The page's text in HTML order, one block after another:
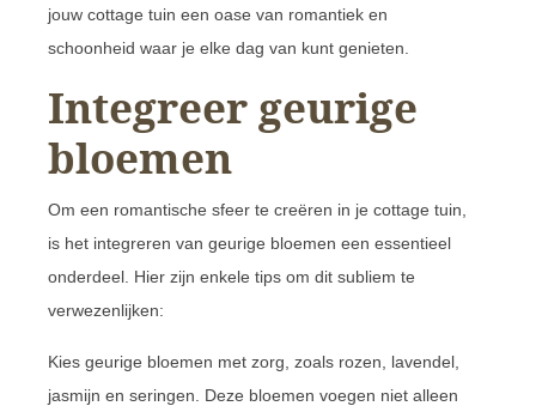
jouw cottage tuin een oase van romantiek en
schoonheid waar je elke dag van kunt genieten.
Integreer geurige
bloemen
Om een romantische sfeer te creëren in je cottage tuin,
is het integreren van geurige bloemen een essentieel
onderdeel. Hier zijn enkele tips om dit subliem te
verwezenlijken:
Kies geurige bloemen met zorg, zoals rozen, lavendel,
jasmijn en seringen. Deze bloemen voegen niet alleen